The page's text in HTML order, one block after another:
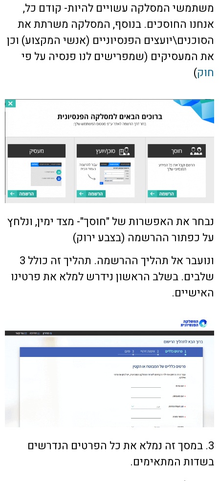
משתמשי המסלקה עשויים להיות- קודם כל,
אנחנו החוסכים. בנוסף, המסלקה משרתת את
הסוכנים\יועצים הפנסיוניים (אנשי המקצוע) וכן
את המעסיקים (שמפרישים לנו פנסיה על פי
חוק)
נבחר את האפשרות של "חוסך"- מצד ימין, ונלחץ
על כפתור ההרשמה (בצבע ירוק)
ונועבר אל תהליך ההרשמה. תהליך זה כולל 3
שלבים. בשלב הראשון נידרש למלא את פרטינו
האישיים.
3. במסך זה נמלא את כל הפרטים הנדרשים
בשדות המתאימים.